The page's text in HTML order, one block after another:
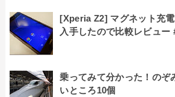
[Xperia Z2] マグネット充
入手したので比較レビュー
乗ってみて分かった！のぞ
いところ10個